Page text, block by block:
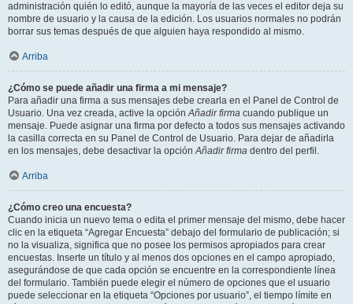
administración quién lo editó, aunque la mayoría de las veces el editor deja su
nombre de usuario y la causa de la edición. Los usuarios normales no podrán
borrar sus temas después de que alguien haya respondido al mismo.
Arriba
¿Cómo se puede añadir una firma a mi mensaje?
Para añadir una firma a sus mensajes debe crearla en el Panel de Control de
Usuario. Una vez creada, active la opciónAñadir firma cuando publique un
mensaje. Puede asignar una firma por defecto a todos sus mensajes activando
la casilla correcta en su Panel de Control de Usuario. Para dejar de añadirla
en los mensajes, debe desactivar la opciónAñadir firma dentro del perfil.
Arriba
¿Cómo creo una encuesta?
Cuando inicia un nuevo tema o edita el primer mensaje del mismo, debe hacer
clic en la etiqueta “Agregar Encuesta” debajo del formulario de publicación; si
no la visualiza, significa que no posee los permisos apropiados para crear
encuestas. Inserte un título y al menos dos opciones en el campo apropiado,
asegurándose de que cada opción se encuentre en la correspondiente línea
del formulario. También puede elegir el número de opciones que el usuario
puede seleccionar en la etiqueta “Opciones por usuario”, el tiempo límite en